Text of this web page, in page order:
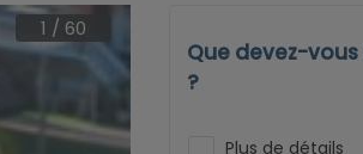
1 / 60
Que devez-
?
Plus de détails